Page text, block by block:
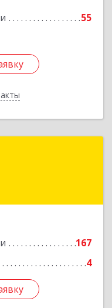
55
167
4
г, Сиротина